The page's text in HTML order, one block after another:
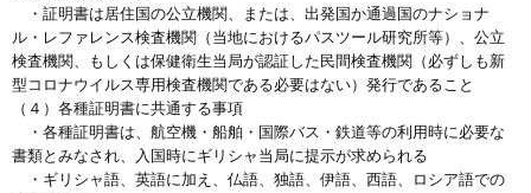
・証明書は居住国の公立機関、または、出発国か通過国のナショナ
ル・レファレンス検査機関（当地におけるパスツール研究所等）、公立
検査機関、もしくは保健衛生当局が認証した民間検査機関（必ずしも新
型コロナウイルス専用検査機関である必要はない）発行であること
（４）各種証明書に共通する事項
・各種証明書は、航空機・船舶・国際バス・鉄道等の利用時に必要な
書類とみなされ、入国時にギリシャ当局に提示が求められる
・ギリシャ語、英語に加え、仏語、独語、伊語、西語、ロシア語での